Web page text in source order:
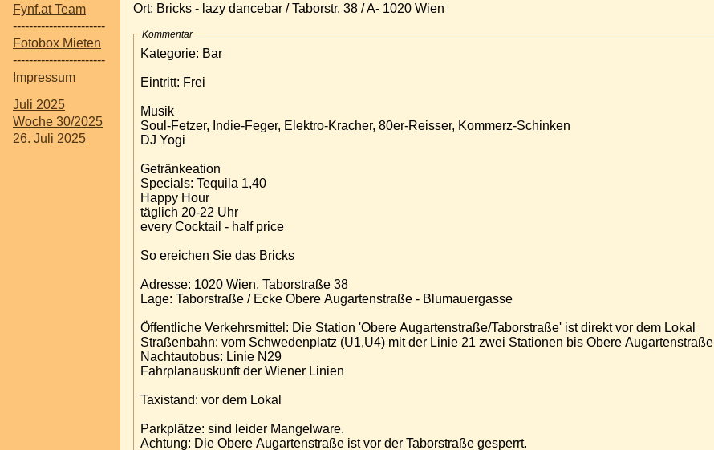
Fynf.at Team
-----------------------
Fotobox Mieten
-----------------------
Impressum
Juli 2025
Woche 30/2025
26. Juli 2025
Ort: Bricks - lazy dancebar / Taborstr. 38 / A- 1020 Wien
Kommentar
Kategorie: Bar
Eintritt: Frei
Musik
Soul-Fetzer, Indie-Feger, Elektro-Kracher, 80er-Reisser, Kommerz-Schinken
DJ Yogi
Getränkeation
Specials: Tequila 1,40
Happy Hour
täglich 20-22 Uhr
every Cocktail - half price
So ereichen Sie das Bricks
Adresse: 1020 Wien, Taborstraße 38
Lage: Taborstraße / Ecke Obere Augartenstraße - Blumauergasse
Öffentliche Verkehrsmittel: Die Station 'Obere Augartenstraße/Taborstraße' ist direkt vor dem Lokal
Straßenbahn: vom Schwedenplatz (U1,U4) mit der Linie 21 zwei Stationen bis Obere Augartenstraße
Nachtautobus: Linie N29
Fahrplanauskunft der Wiener Linien
Taxistand: vor dem Lokal
Parkplätze: sind leider Mangelware.
Achtung: Die Obere Augartenstraße ist vor der Taborstraße gesperrt.